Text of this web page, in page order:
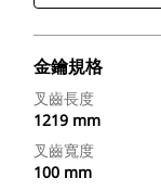
金鑰規格
叉齒長度
1219 mm
叉齒寬度
100 mm